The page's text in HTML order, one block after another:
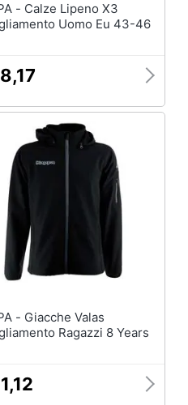
X3
Uomo Eu 43-46
Valas
Ragazzi 8 Years